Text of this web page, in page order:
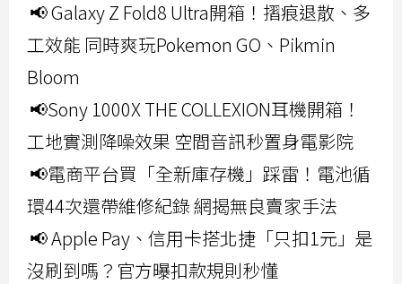
📢 Galaxy Z Fold8 Ultra開箱！摺痕退散、多
工效能 同時爽玩Pokemon GO、Pikmin
Bloom
📢Sony 1000X THE COLLEXION耳機開箱！
工地實測降噪效果 空間音訊秒置身電影院
📢電商平台買「全新庫存機」踩雷！電池循
環44次還帶維修紀錄 網揭無良賣家手法
📢 Apple Pay、信用卡搭北捷「只扣1元」是
沒刷到嗎？官方曝扣款規則秒懂